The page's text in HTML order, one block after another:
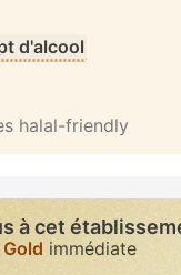
d'alcool
halal-friendly
à cet
Gold immédiate